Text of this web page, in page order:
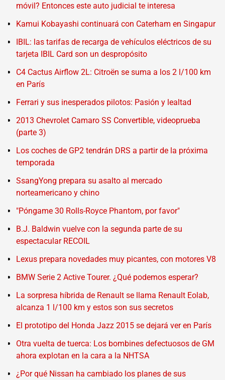
móvil? Entonces este auto judicial te interesa
Kamui Kobayashi continuará con Caterham en Singapur
IBIL: las tarifas de recarga de vehículos eléctricos de su
tarjeta IBIL Card son un despropósito
C4 Cactus Airflow 2L: Citroën se suma a los 2 l/100 km
en París
Ferrari y sus inesperados pilotos: Pasión y lealtad
2013 Chevrolet Camaro SS Convertible, videoprueba
(parte 3)
Los coches de GP2 tendrán DRS a partir de la próxima
temporada
SsangYong prepara su asalto al mercado
norteamericano y chino
"Póngame 30 Rolls-Royce Phantom, por favor"
B.J. Baldwin vuelve con la segunda parte de su
espectacular RECOIL
Lexus prepara novedades muy picantes, con motores V8
BMW Serie 2 Active Tourer. ¿Qué podemos esperar?
La sorpresa híbrida de Renault se llama Renault Eolab,
alcanza 1 l/100 km y estos son sus secretos
El prototipo del Honda Jazz 2015 se dejará ver en París
Otra vuelta de tuerca: Los bombines defectuosos de GM
ahora explotan en la cara a la NHTSA
¿Por qué Nissan ha cambiado los planes de sus